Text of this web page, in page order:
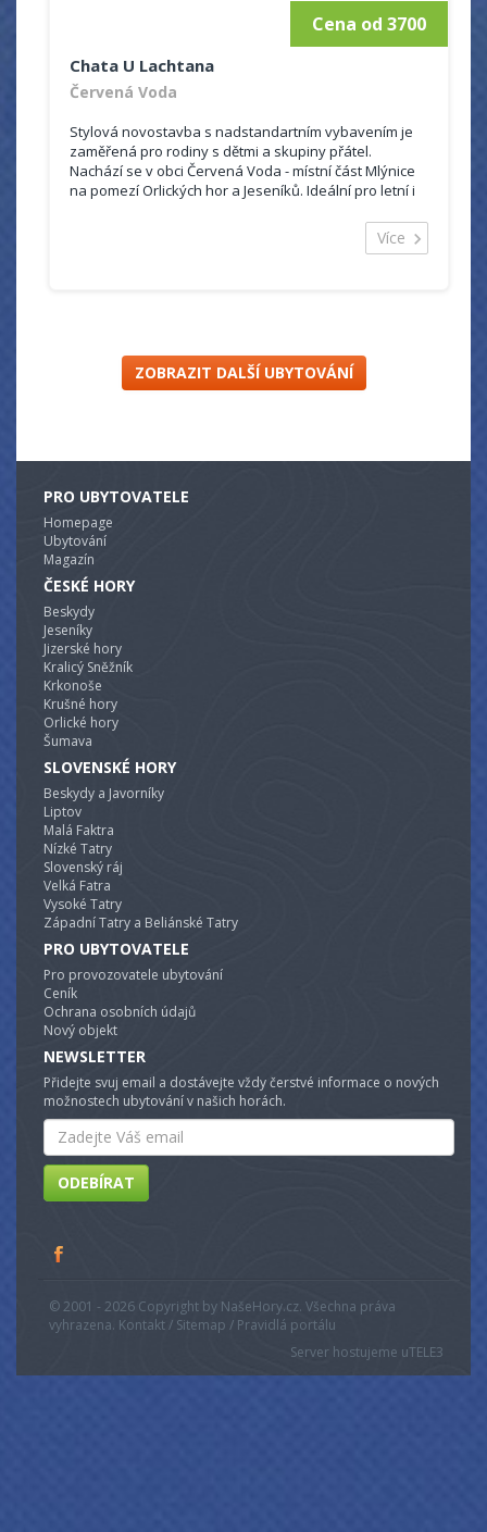
Cena od 3700
Chata U Lachtana
Červená Voda
Stylová novostavba s nadstandartním vybavením je
zaměřená pro rodiny s dětmi a skupiny přátel.
Nachází se v obci Červená Voda - místní část Mlýnice
na pomezí Orlických hor a Jeseníků. Ideální pro letní i
V blízkosti se nachází spousta atrakcí a zajímavých
výletů, jako jsou např. rozhledny na Suchém Vrchu,
Více
ZOBRAZIT DALŠÍ UBYTOVÁNÍ
PRO UBYTOVATELE
Homepage
Ubytování
Magazín
ČESKÉ HORY
Beskydy
Jeseníky
Jizerské hory
Kralicý Sněžník
Krkonoše
Krušné hory
Orlické hory
Šumava
SLOVENSKÉ HORY
Beskydy a Javorníky
Liptov
Malá Faktra
Nízké Tatry
Slovenský ráj
Velká Fatra
Vysoké Tatry
Západní Tatry a Beliánské Tatry
PRO UBYTOVATELE
Pro provozovatele ubytování
Ceník
Ochrana osobních údajů
Nový objekt
NEWSLETTER
Přidejte svuj email a dostávejte vždy čerstvé informace o nových
možnostech ubytování v našich horách.
Email
ODEBÍRAT
© 2001 - 2026 Copyright by NašeHory.cz. Všechna práva
vyhrazena. Kontakt / Sitemap / Pravidlá portálu
Server hostujeme uTELE3